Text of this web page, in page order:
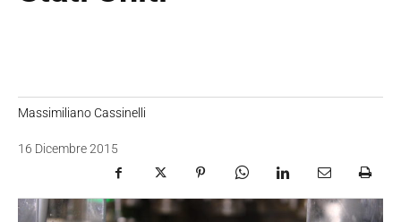
Massimiliano Cassinelli
16 Dicembre 2015